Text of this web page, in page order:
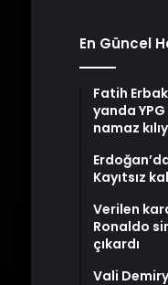
En Güncel
Fatih
yanda
namaz
Kayıtsız
Verilen
Ronaldo
çıkardı
Vali